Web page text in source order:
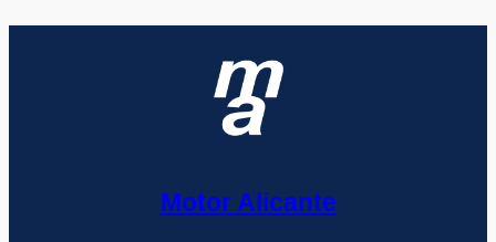
Motor Alicante